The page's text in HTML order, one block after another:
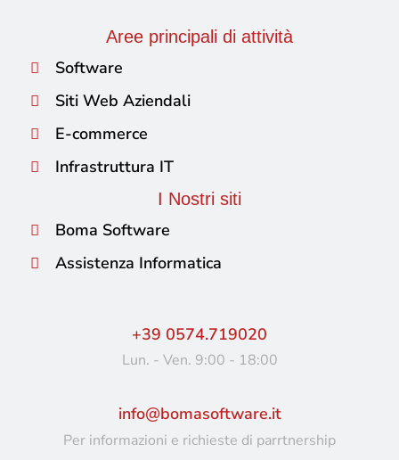
Aree principali di attività
Software
Siti Web Aziendali
E-commerce
Infrastruttura IT
I Nostri siti
Boma Software
Assistenza Informatica
+39 0574.719020
Lun. - Ven. 9:00 - 18:00
info@bomasoftware.it
Per informazioni e richieste di parrtnership